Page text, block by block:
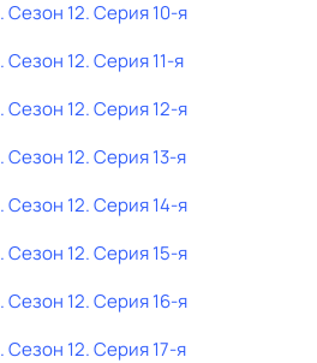
. Сезон 12. Серия 10-я
. Сезон 12. Серия 11-я
. Сезон 12. Серия 12-я
. Сезон 12. Серия 13-я
. Сезон 12. Серия 14-я
. Сезон 12. Серия 15-я
. Сезон 12. Серия 16-я
. Сезон 12. Серия 17-я